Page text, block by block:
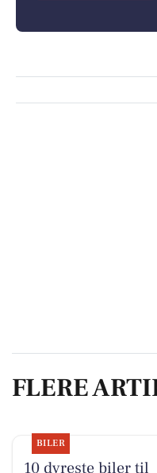
FLERE
BILER
10 dyreste biler til